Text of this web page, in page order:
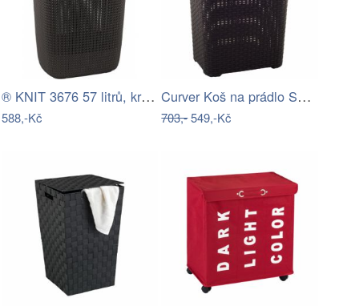
® KNIT 3676 57 litrů, krémová,…
588,-Kč
Curver Koš na prádlo STYLE RATTAN 60L -…
703,-549,-Kč